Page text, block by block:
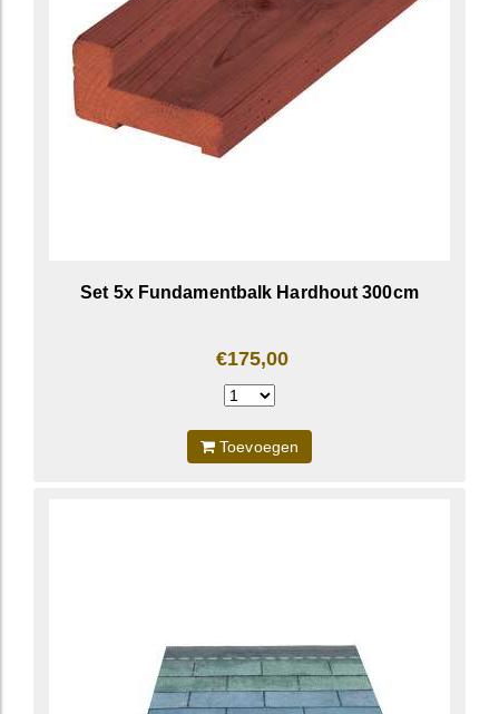
Set 5x Fundamentbalk Hardhout 300cm
€175,00
Toevoegen